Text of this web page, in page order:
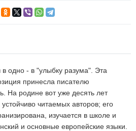
одно - в "улыбку разума". Эта
принесла писателю
На родине вот уже десять лет
читаемых авторов; его
изучается в школе и
и основные европейские языки.